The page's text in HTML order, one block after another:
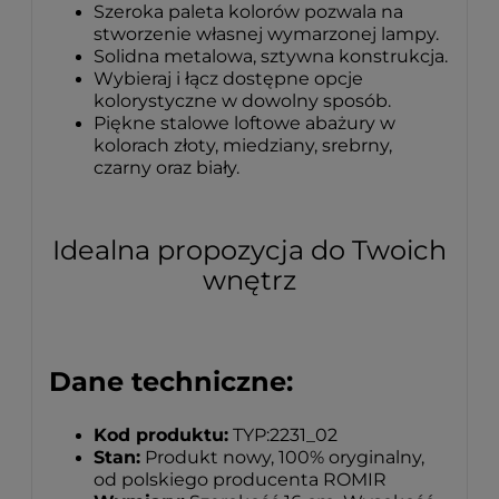
Szeroka paleta kolorów pozwala na
stworzenie własnej wymarzonej lampy.
Solidna metalowa, sztywna konstrukcja.
Wybieraj i łącz dostępne opcje
kolorystyczne w dowolny sposób.
Piękne stalowe loftowe abażury w
kolorach złoty, miedziany, srebrny,
czarny oraz biały.
Idealna propozycja do Twoich
wnętrz
Dane techniczne:
Kod produktu: TYP:2231_02
Stan: Produkt nowy, 100% oryginalny,
od polskiego producenta ROMIR